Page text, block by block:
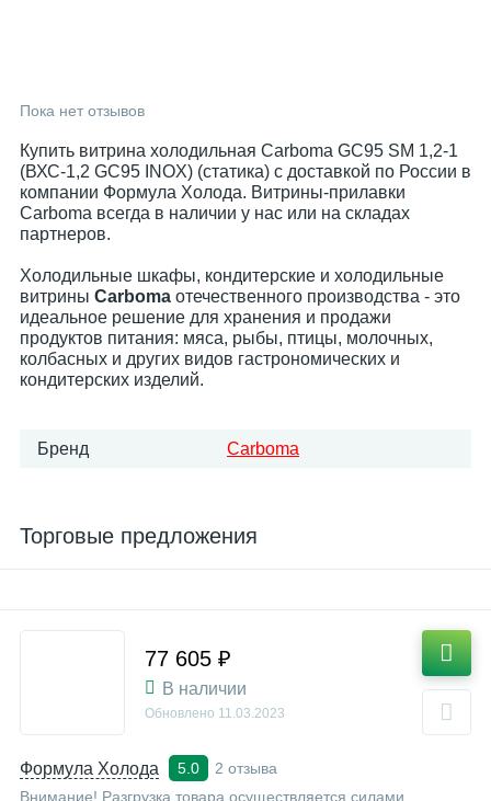
Пока нет отзывов
Купить витрина холодильная Carboma GC95 SM 1,2-1
(ВХС-1,2 GC95 INOX) (статика) с доставкой по России в
компании Формула Холода. Витрины-прилавки
Carboma всегда в наличии у нас или на складах
партнеров.
Холодильные шкафы, кондитерские и холодильные
витрины Carboma отечественного производства - это
идеальное решение для хранения и продажи
продуктов питания: мяса, рыбы, птицы, молочных,
колбасных и других видов гастрономических и
кондитерских изделий.
Бренд Carboma
Торговые предложения
Формула Холода 5.0
2 отзыва
Внимание! Разгрузка товара осуществляется силами
77 605 ₽
В наличии
Обновлено 11.03.2023